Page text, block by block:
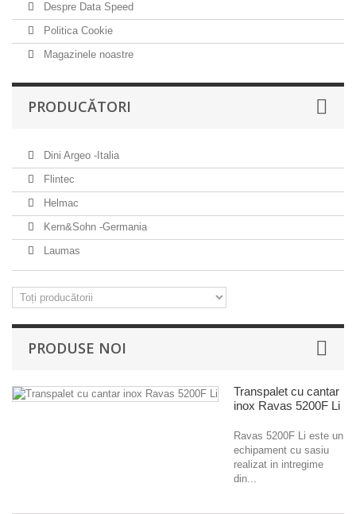
Despre Data Speed
Politica Cookie
Magazinele noastre
PRODUCĂTORI
Dini Argeo -Italia
Flintec
Helmac
Kern&Sohn -Germania
Laumas
PRODUSE NOI
Transpalet cu cantar
inox Ravas 5200F Li
Ravas 5200F Li este un
echipament cu sasiu
realizat in intregime
din...